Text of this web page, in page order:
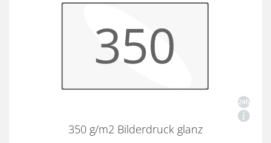
350 g/m2 Bilderdruck glanz